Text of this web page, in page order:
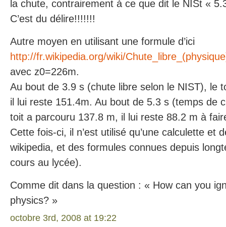
la chute, contrairement à ce que dit le NISt «
C’est du délire!!!!!!!
Autre moyen en utilisant une formule d’ici
http://fr.wikipedia.org/wiki/
avec z0=226m.
Au bout de 3.9 s (chute libre selon le NIST), le
il lui reste 151.4m. Au bout de 5.3 s (temps de
toit a parcouru 137.8 m, il lui reste 88.2 m à
Cette fois-ci, il n’est utilisé qu’une calculette et
wikipedia, et des formules connues depuis
cours au lycée).
Comme dit dans la question : « How can you
physics? »
octobre 3rd, 2008 at 19:22